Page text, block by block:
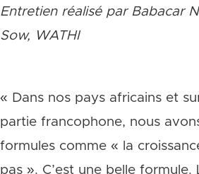
Entretien réalisé par Babacar
Sow, WATHI
« Dans nos pays africains et
partie francophone, nous
formules comme « la
pas ». C’est une belle formule.